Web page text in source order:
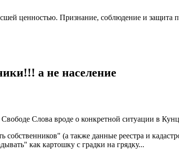
ценностью. Признание, соблюдение и защита
а не население
Слова вроде о конкретной ситуации в
собственников" (а также данные реестра и
как картошку с градки на грядку...